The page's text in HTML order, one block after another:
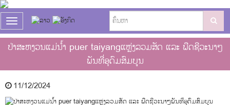
T
o
g
g
e
a
v
ປ່າສະຫງວນແມ່ນໍ້າ puer taiyangແຫຼ່ງລວມສັດ ແລະ ພືດຊີວະນາໆ
ພັນທີ່ອຸດົມສົມບູນ
11/12/2024